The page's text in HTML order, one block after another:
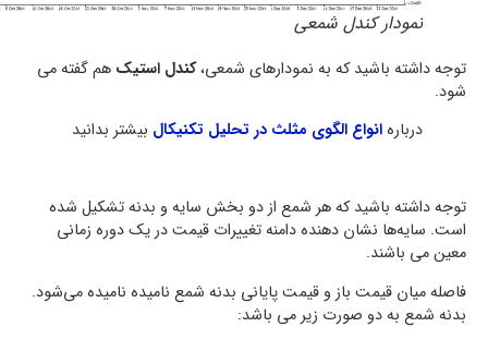
نمودار کندل شمعی
توجه داشته باشید که به نمودارهای شمعی،کندل استیکهم گفته می
شود.
دربارهانواع الگوی مثلث در تحلیل تکنیکالبیشتر بدانید
توجه داشته باشید که هر شمع از دو بخش سایه و بدنه تشکیل شده
است. سایه‌ها نشان دهنده دامنه تغییرات قیمت در یک دوره زمانی
معین می باشند.
فاصله میان قیمت باز و قیمت پایانی بدنه شمع نامیده نامیده می‌شود.
بدنه شمع به دو صورت زیر می باشد: